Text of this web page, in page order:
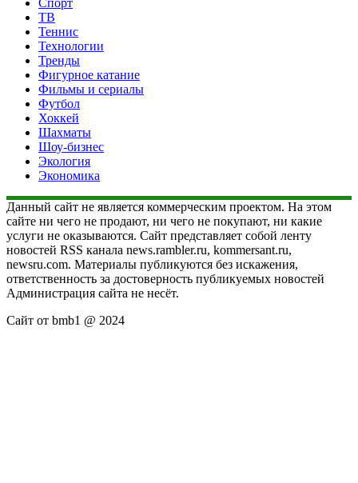
ТВ
Теннис
Технологии
Тренды
Фигурное катание
Фильмы и сериалы
Футбол
Хоккей
Шахматы
Шоу-бизнес
Экология
Экономика
Данный сайт не является коммерческим проектом. На этом
сайте ни чего не продают, ни чего не покупают, ни какие
услуги не оказываются. Сайт представляет собой ленту
новостей RSS канала news.rambler.ru, kommersant.ru,
newsru.com. Материалы публикуются без искажения,
ответственность за достоверность публикуемых новостей
Администрация сайта не несёт.
Сайт от bmb1 @ 2024